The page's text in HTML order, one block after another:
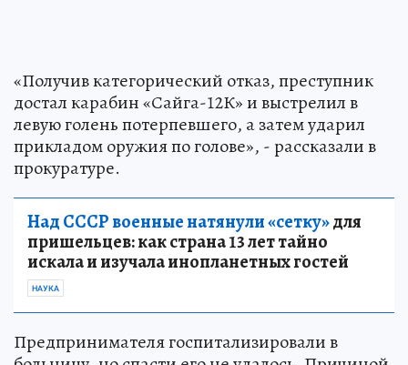
«Получив категорический отказ, преступник
достал карабин «Сайга-12К» и выстрелил в
левую голень потерпевшего, а затем ударил
прикладом оружия по голове», - рассказали в
прокуратуре.
Над СССР военные натянули «сетку»для
пришельцев: как страна 13 лет тайно
искала и изучала инопланетных гостей
НАУКА
Предпринимателя госпитализировали в